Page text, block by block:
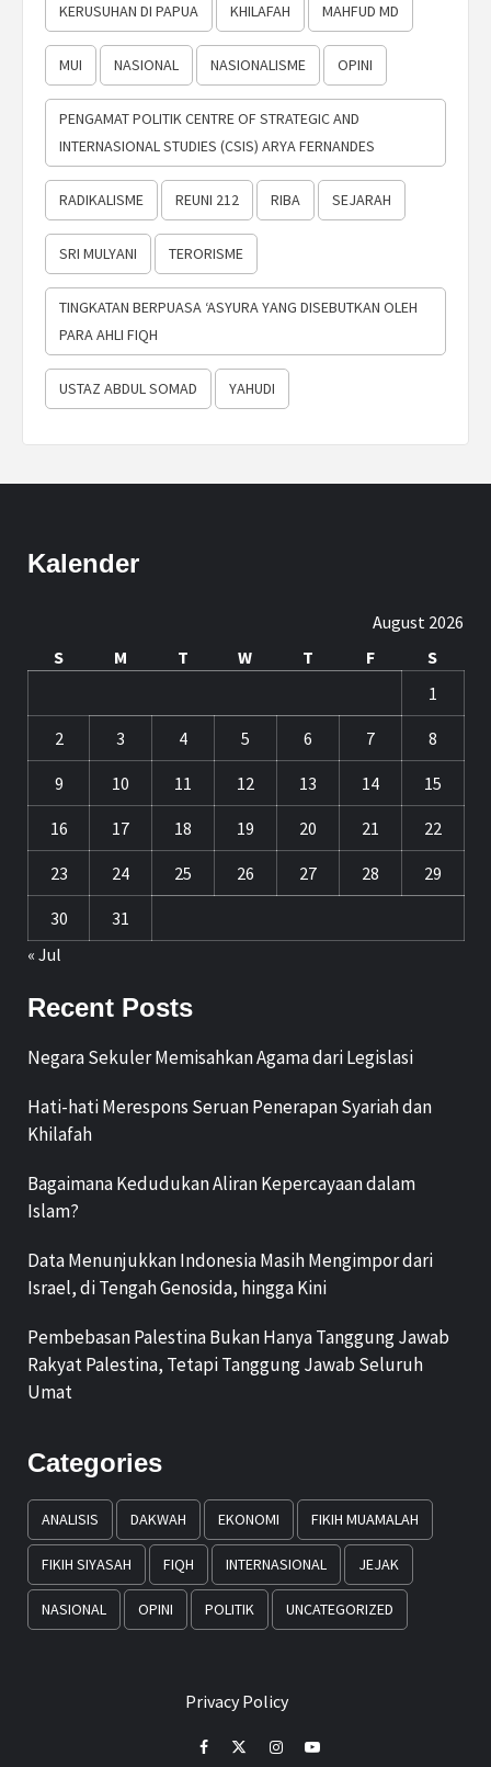
KERUSUHAN DI PAPUA KHILAFAH MAHFUD MD
MUI NASIONAL NASIONALISME OPINI
PENGAMAT POLITIK CENTRE OF STRATEGIC AND
INTERNASIONAL STUDIES (CSIS) ARYA FERNANDES
RADIKALISME REUNI 212 RIBA SEJARAH
SRI MULYANI TERORISME
TINGKATAN BERPUASA ‘ASYURA YANG DISEBUTKAN OLEH
PARA AHLI FIQH
USTAZ ABDUL SOMAD YAHUDI
Kalender
August 2026
S
M T W T F
S
1
2 3 4 5 6 7 8
9 10 11 12 13 14 15
16 17 18 19 20 21 22
23 24 25 26 27 28 29
30
31
« Jul
Recent Posts
Negara Sekuler Memisahkan Agama dari Legislasi
Hati-hati Merespons Seruan Penerapan Syariah dan
Khilafah
Bagaimana Kedudukan Aliran Kepercayaan dalam
Islam?
Data Menunjukkan Indonesia Masih Mengimpor dari
Israel, di Tengah Genosida, hingga Kini
Pembebasan Palestina Bukan Hanya Tanggung Jawab
Rakyat Palestina, Tetapi Tanggung Jawab Seluruh
Umat
Categories
ANALISIS DAKWAH EKONOMI FIKIH MUAMALAH
FIKIH SIYASAH FIQH INTERNASIONAL JEJAK
NASIONAL OPINI POLITIK UNCATEGORIZED
Privacy Policy
FacebookTwitterInstagramYoutube